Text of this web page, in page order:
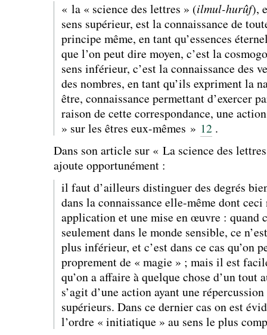
« la « science des lettres » (ilmul-hurûf),
sens supérieur, est la connaissance de
principe même, en tant qu’essences
que l’on peut dire moyen, c’est la
sens inférieur, c’est la connaissance des
des nombres, en tant qu’ils expriment la
être, connaissance permettant d’exercer
raison de cette correspondance, une
» sur les êtres eux-mêmes » 12.
Dans son article sur « La science des
ajoute opportunément :
il faut d’ailleurs distinguer des degrés
dans la connaissance elle-même dont ceci
application et une mise en œuvre : quand
seulement dans le monde sensible, ce
plus inférieur, et c’est dans ce cas qu’on
proprement de « magie » ; mais il est
qu’on a affaire à quelque chose d’un tout
s’agit d’une action ayant une
supérieurs. Dans ce dernier cas on est
l’ordre « initiatique » au sens le plus